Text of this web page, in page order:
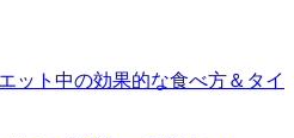
ット中の効果的な食べ方＆タイ